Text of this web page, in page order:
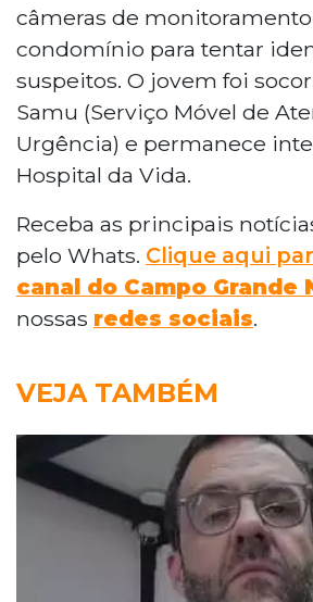
câmeras de
condomínio para tentar
suspeitos. O jovem foi
Samu (Serviço Móvel de
Urgência) e permanece
Hospital da Vida.
Receba as principais
pelo Whats. Clique aqui
canal do Campo Grande
nossas redes sociais.
VEJA TAMBÉM